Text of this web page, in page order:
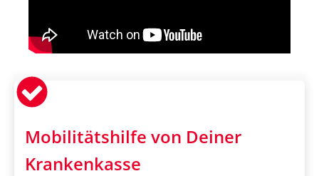
Mobilitätshilfe von Deiner
Krankenkasse